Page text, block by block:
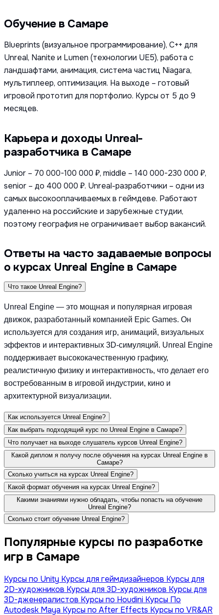
Обучение в Самаре
Blueprints (визуальное программирование), C++ для
Unreal, Nanite и Lumen (технологии UE5), работа с
ландшафтами, анимация, система частиц Niagara,
мультиплеер, оптимизация. На выходе – готовый
игровой прототип для портфолио. Курсы от 5 до 9
месяцев.
Карьера и доходы Unreal-
разработчика в Самаре
Junior – 70 000-100 000 ₽, middle – 140 000-230 000 ₽,
senior – до 400 000 ₽. Unreal-разработчики – одни из
самых высокооплачиваемых в геймдеве. Работают
удаленно на российские и зарубежные студии,
поэтому география не ограничивает выбор вакансий.
Ответы на часто задаваемые вопросы
о курсах Unreal Engine в Самаре
Что такое Unreal Engine?
Unreal Engine — это мощная и популярная игровая
движок, разработанный компанией Epic Games. Он
используется для создания игр, анимаций, визуальных
эффектов и интерактивных 3D-симуляций. Unreal Engine
поддерживает высококачественную графику,
реалистичную физику и интерактивность, что делает его
востребованным в игровой индустрии, кино и
архитектурной визуализации.
Как используется Unreal Engine?
Как выбрать подходящий курс по Unreal Engine в Самаре?
Что получает на выходе слушатель курсов Unreal Engine?
Какой диплом я получу после обучения на курсах Unreal Engine в
Самаре?
Сколько учиться на курсах Unreal Engine?
Какой формат обучения на курсах Unreal Engine?
Какими знаниями нужно обладать, чтобы попасть на обучение
Unreal Engine?
Сколько стоит обучение Unreal Engine?
Популярные курсы по разработке
игр в Самаре
Курсы по Unity Курсы для геймдизайнеров Курсы для
2D-художников Курсы для 3D-художников Курсы для
3D-дженералистов Курсы по Houdini Курсы По
Autodesk Maya Курсы по After Effects Курсы по VR&AR